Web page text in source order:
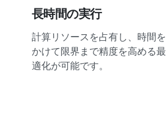
長時間の実行
計算リソースを占有し、時間を
かけて限界まで精度を高める最
適化が可能です。